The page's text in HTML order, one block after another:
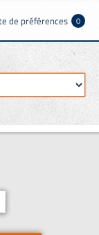
de préférences 0